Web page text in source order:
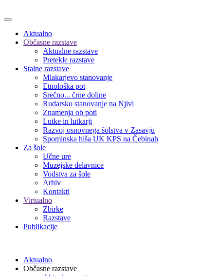
Aktualno
Občasne razstave
Aktualne razstave
Pretekle razstave
Stalne razstave
Mlakarjevo stanovanje
Etnološka pot
Srečno... črne doline
Rudarsko stanovanje na Njivi
Znamenja ob poti
Lutke in lutkarji
Razvoj osnovnega šolstva v Zasavju
Spominska hiša UK KPS na Čebinah
Za šole
Učne ure
Muzejske delavnice
Vodstva za šole
Arhiv
Kontakti
Virtualno
Zbirke
Razstave
Publikacije
Aktualno
Občasne razstave